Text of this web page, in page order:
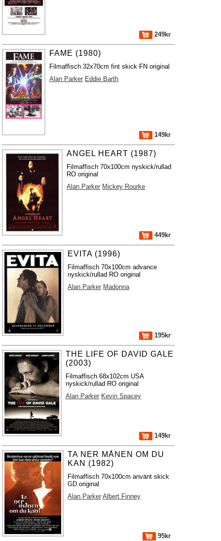
249kr
FAME (1980)
Filmaffisch 32x70cm fint skick FN original
Alan Parker Eddie Barth
149kr
ANGEL HEART (1987)
Filmaffisch 70x100cm nyskick/rullad
RO original
Alan Parker Mickey Rourke
449kr
EVITA (1996)
Filmaffisch 70x100cm advance
nyskick/rullad RO original
Alan Parker Madonna
195kr
THE LIFE OF DAVID GALE
(2003)
Filmaffisch 68x102cm USA
nyskick/rullad RO original
Alan Parker Kevin Spacey
149kr
TA NER MÅNEN OM DU
KAN (1982)
Filmaffisch 70x100cm använt skick
GD original
Alan Parker Albert Finney
95kr